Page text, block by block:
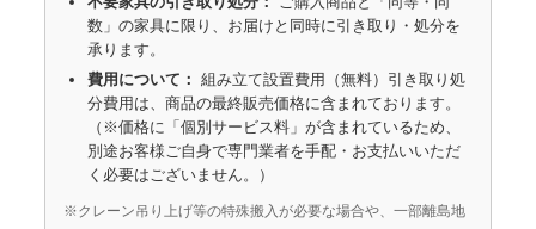
数」の家具に限り、お届けと同時に引き取り・処分を
承ります。
費用について： 組み立て設置費用（無料）引き取り処
分費用は、商品の最終販売価格に含まれております。
（※価格に「個別サービス料」が含まれているため、
別途お客様ご自身で専門業者を手配・お支払いいただ
く必要はございません。）
※クレーン吊り上げ等の特殊搬入が必要な場合や、一部離島地